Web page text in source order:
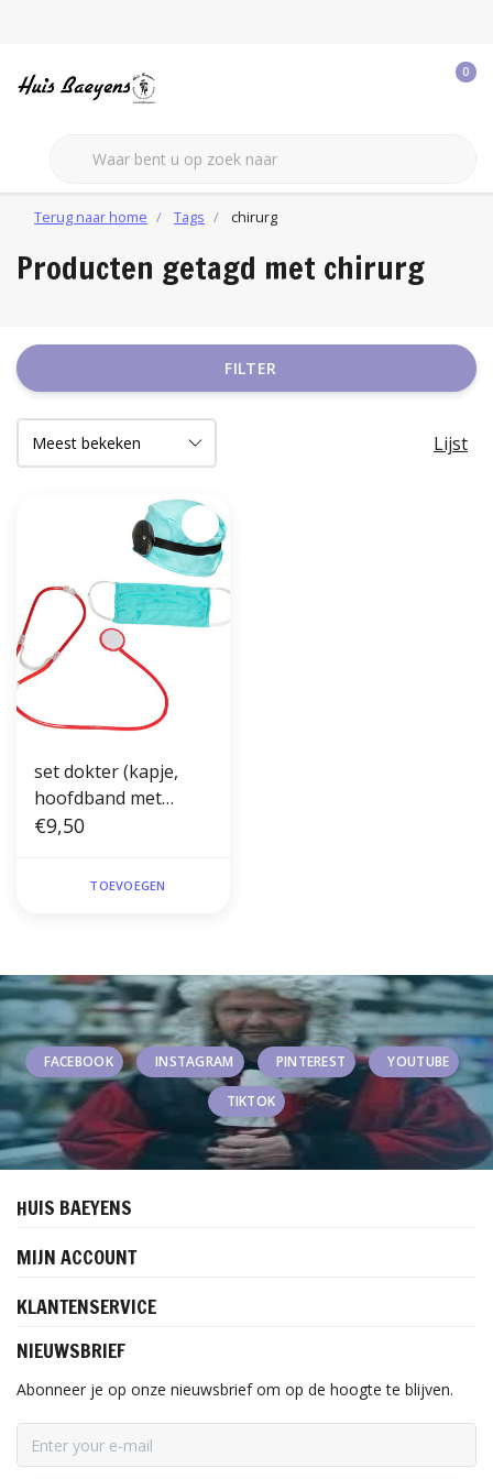
0
Terug naar home Tags chirurg
Producten getagd met chirurg
FILTER
Lijst
set dokter (kapje,
hoofdband met
frontale reflector,
stethoscoop)
€9,50
TOEVOEGEN
FACEBOOK INSTAGRAM PINTEREST YOUTUBE
TIKTOK
HUIS BAEYENS
MIJN ACCOUNT
KLANTENSERVICE
NIEUWSBRIEF
Abonneer je op onze nieuwsbrief om op de hoogte te blijven.